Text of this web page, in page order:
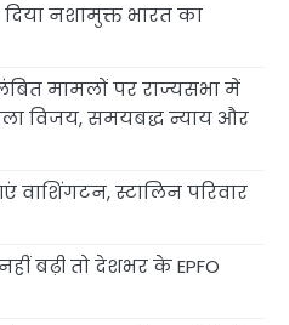
नशामुक्त भारत का
मामलों पर राज्यसभा में
विजय, समयबद्ध न्याय और
वाशिंगटन, स्टालिन परिवार
बढ़ी तो देशभर के EPFO